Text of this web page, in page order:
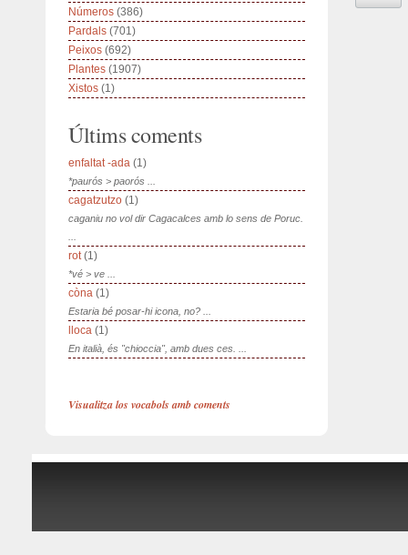
Números (386)
Pardals (701)
Peixos (692)
Plantes (1907)
Xistos (1)
Últims coments
enfaltat -ada (1)
*paurós > paorós ...
cagatzutzo (1)
caganiu no vol dir Cagacalces amb lo sens de Poruc.
rot(1)
*vé > ve ...
còna (1)
Estaria bé posar-hi icona, no? ...
lloca (1)
En italià, és "chioccia", amb dues ces. ...
Visualitza los vocabols amb coments